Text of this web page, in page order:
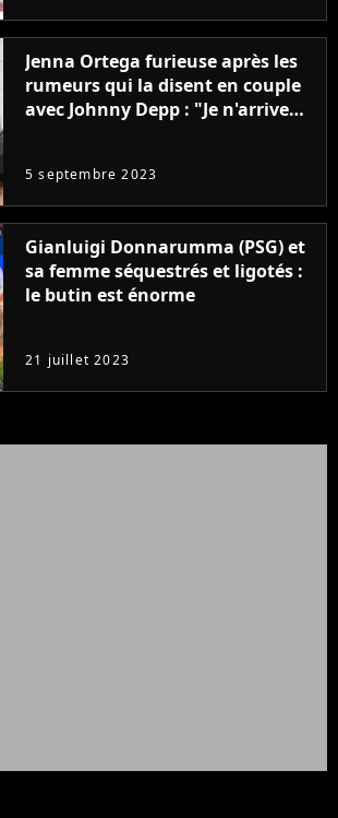
Jenna Ortega furieuse après les
rumeurs qui la disent en couple
avec Johnny Depp : "Je n'arrive
5 septembre 2023
Gianluigi Donnarumma (PSG) et
sa femme séquestrés et ligotés :
le butin est énorme
21 juillet 2023